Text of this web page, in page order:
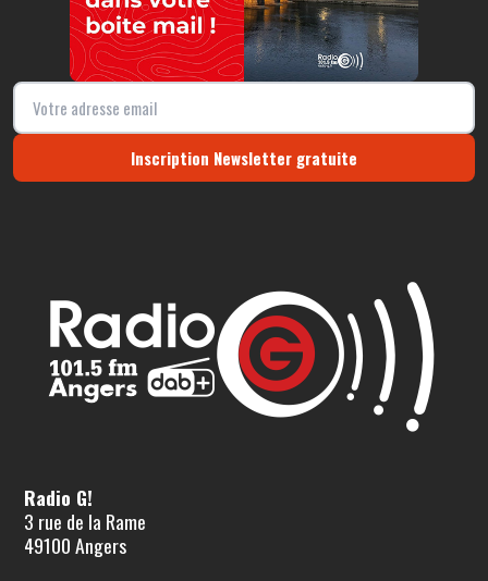
Inscription Newsletter gratuite
Radio G!
3 rue de la Rame
49100 Angers